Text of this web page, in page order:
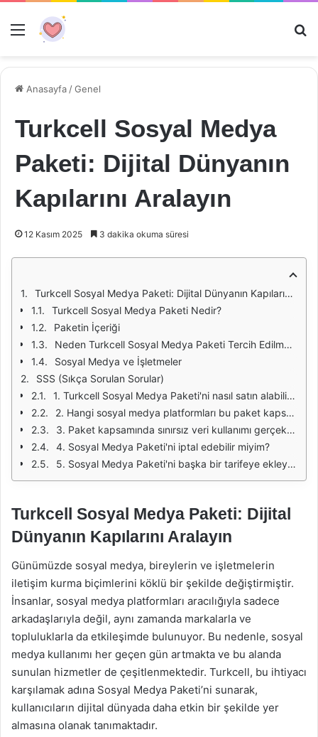
Menü
Anasayfa /Genel
Turkcell Sosyal Medya
Paketi: Dijital Dünyanın
Kapılarını Aralayın
12 Kasım 2025 3 dakika okuma süresi
Turkcell Sosyal Medya Paketi: Dijital Dünyanın Kapılarını Aralayın
Turkcell Sosyal Medya Paketi Nedir?
Paketin İçeriği
Neden Turkcell Sosyal Medya Paketi Tercih Edilmeli?
Sosyal Medya ve İşletmeler
SSS (Sıkça Sorulan Sorular)
1. Turkcell Sosyal Medya Paketi'ni nasıl satın alabilirim?
2. Hangi sosyal medya platformları bu paket kapsamında yer alıyor?
3. Paket kapsamında sınırsız veri kullanımı gerçekten var mı?
4. Sosyal Medya Paketi'ni iptal edebilir miyim?
5. Sosyal Medya Paketi'ni başka bir tarifeye ekleyebilir miyim?
Turkcell Sosyal Medya Paketi: Dijital
Dünyanın Kapılarını Aralayın
Günümüzde sosyal medya, bireylerin ve işletmelerin
iletişim kurma biçimlerini köklü bir şekilde değiştirmiştir.
İnsanlar, sosyal medya platformları aracılığıyla sadece
arkadaşlarıyla değil, aynı zamanda markalarla ve
topluluklarla da etkileşimde bulunuyor. Bu nedenle, sosyal
medya kullanımı her geçen gün artmakta ve bu alanda
sunulan hizmetler de çeşitlenmektedir. Turkcell, bu ihtiyacı
karşılamak adına Sosyal Medya Paketi’ni sunarak,
kullanıcıların dijital dünyada daha etkin bir şekilde yer
almasına olanak tanımaktadır.